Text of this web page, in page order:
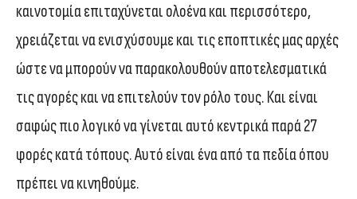
καινοτομία επιταχύνεται ολοένα και περισσότερο,
χρειάζεται να ενισχύσουμε και τις εποπτικές μας αρχές
ώστε να μπορούν να παρακολουθούν αποτελεσματικά
τις αγορές και να επιτελούν τον ρόλο τους. Και είναι
σαφώς πιο λογικό να γίνεται αυτό κεντρικά παρά 27
φορές κατά τόπους. Αυτό είναι ένα από τα πεδία όπου
πρέπει να κινηθούμε.